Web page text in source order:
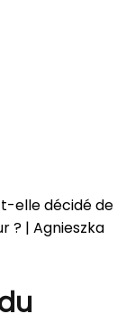
t-elle décidé de
? | Agnieszka